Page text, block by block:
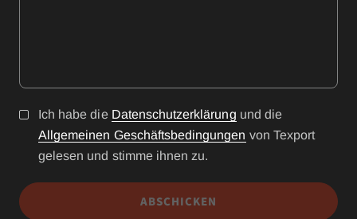
Ich habe die Datenschutzerklärung und die
Allgemeinen Geschäftsbedingungen von Texport
gelesen und stimme ihnen zu.
ABSCHICKEN